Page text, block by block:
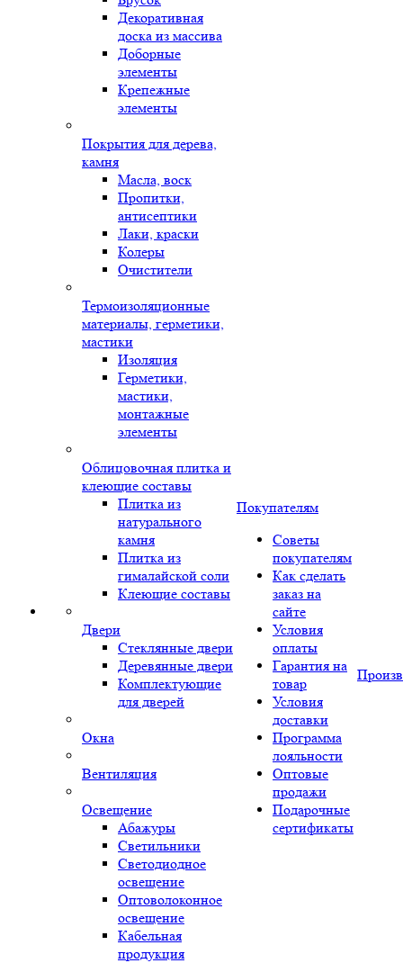
Декоративная
доска из массива
Доборные
элементы
Крепежные
элементы
Покрытия для дерева,
камня
Масла, воск
Пропитки,
антисептики
Лаки, краски
Колеры
Очистители
Термоизоляционные
материалы, герметики,
мастики
Изоляция
Герметики,
мастики,
монтажные
элементы
Облицовочная плитка и
клеющие составы
Плитка из
натурального
камня
Плитка из
гималайской соли
Клеющие составы
Двери
Стеклянные двери
Деревянные двери
Комплектующие
для дверей
Окна
Вентиляция
Освещение
Абажуры
Светильники
Светодиодное
освещение
Оптоволоконное
освещение
Кабельная
продукция
Покупателям
Советы
покупателям
Как сделать
заказ на
сайте
Условия
оплаты
Гарантия на
товар
Условия
доставки
Программа
лояльности
Оптовые
продажи
Подарочные
сертификаты